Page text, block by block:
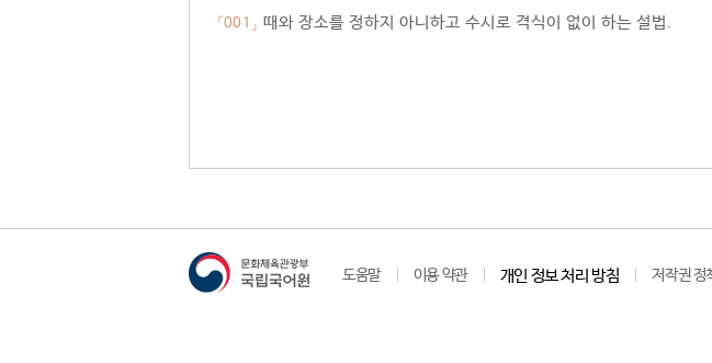
「001」 때와 장소를 정하지 아니하고 수시로 격식이 없이 하는 설법.
도움말 이용 약관 개인 정보 처리 방침 저작권 정